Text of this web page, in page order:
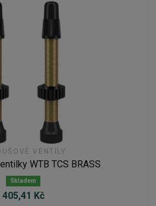
VENTILY
WTB TCS BRASS
Skladem
405,41 Kč